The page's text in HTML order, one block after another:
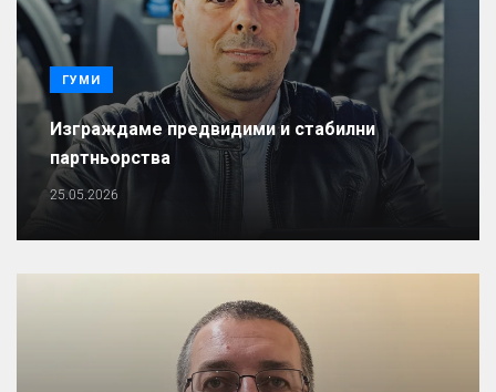
ГУМИ
Изграждаме предвидими и стабилни
партньорства
25.05.2026